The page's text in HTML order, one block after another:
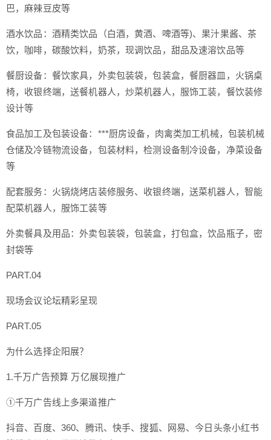
巴，麻辣豆皮等
酒水饮品：酒精类饮品（白酒，黄酒、啤酒等)、果汁果酱、茶
饮，咖啡，碳酸饮料，奶茶，现调饮品，甜品及速溶饮品等
餐厨设备：餐饮家具，外卖包装袋，包装盒，餐厨器皿，火锅桌
椅，收银终端，送餐机器人，炒菜机器人，服饰工装，餐饮装修
设计等
食品加工及包装设备：***厨房设备，肉禽类加工机械，包装机械
仓储及冷链物流设备，包装材料，检测设备制冷设备，净菜设备
等
配套服务：火锅烧烤店装修服务、收银终端，送菜机器人，智能
配菜机器人，服饰工装等
外卖餐具及用品：外卖包装袋，包装盒，打包盒，饮品瓶子，密
封袋等
PART.04
现场会议论坛精彩呈现
PART.05
为什么选择企阳展？
1.千万广告预算 万亿展现推广
①千万广告线上多渠道推广
抖音、百度、360、腾讯、快手、搜狐、网易、今日头条小红书